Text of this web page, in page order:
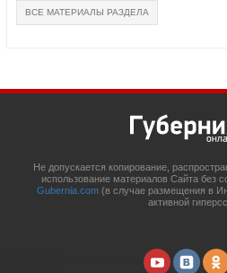
ВСЕ МАТЕРИАЛЫ РАЗДЕЛА
Не допускается копирование,
использование материалов Сайта без
Gubernia.com (в случае размещения в
активной